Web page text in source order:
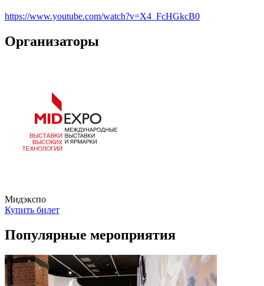
https://www.youtube.com/watch?v=X4_FcHGkcB0
Организаторы
Мидэкспо
Купить билет
Популярные мероприятия